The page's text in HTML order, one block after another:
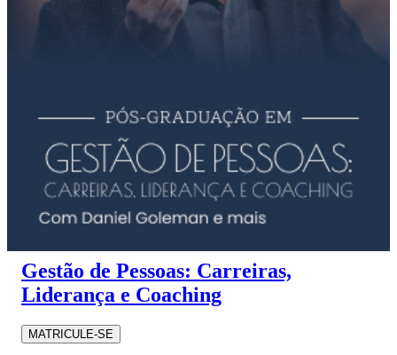
Gestão de Pessoas: Carreiras,
Liderança e Coaching
MATRICULE-SE